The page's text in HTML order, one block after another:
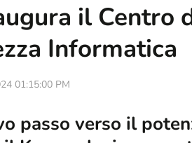
il Centro
Informatica
01:15:00 PM
passo verso il